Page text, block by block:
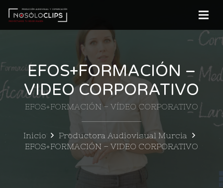
EFOS+FORMACIÓN –
VIDEO CORPORATIVO
EFOS+FORMACIÓN – VÍDEO CORPORATIVO
Inicio
Productora Audiovisual Murcia
EFOS+FORMACIÓN – VIDEO CORPORATIVO